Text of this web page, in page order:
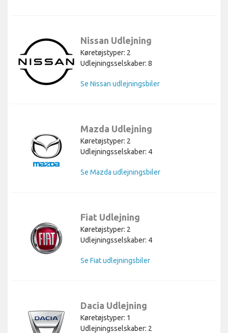
Nissan Udlejning
Køretøjstyper: 2
Udlejningsselskaber: 8
Se Nissan udlejningsbiler
Mazda Udlejning
Køretøjstyper: 2
Udlejningsselskaber: 4
Se Mazda udlejningsbiler
Fiat Udlejning
Køretøjstyper: 2
Udlejningsselskaber: 4
Se Fiat udlejningsbiler
Dacia Udlejning
Køretøjstyper: 1
Udlejningsselskaber: 2